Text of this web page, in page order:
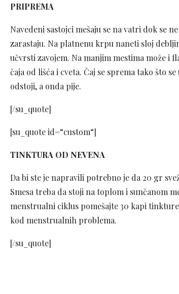
PRIPREMA
Navedeni sastojci mešaju se na vatri dok se
zarastaju. Na platnenu krpu naneti sloj
učvrsti zavojem. Na manjim mestima može i
čaja od lišća i cveta. Čaj se sprema tako što
odstoji, a onda pije.
[/su_quote]
[su_quote id=“custom“]
TINKTURA OD NEVENA
Da bi ste je napravili potrebno je da 20 gr
Smesa treba da stoji na toplom i sunčanom
menstrualni ciklus pomešajte 30 kapi
kod menstrualnih problema.
[/su_quote]